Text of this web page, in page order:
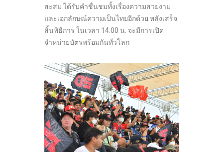
สะสม ได้รับคำชื่นชมทั้งเรื่องความสวยงาม
และเอกลักษณ์ความเป็นไทยอีกด้วย หลังเสร็จ
สิ้นพิธีการ ในเวลา 14.00 น. จะมีการเปิด
จำหน่ายบัตรพร้อมกันทั่วโลก